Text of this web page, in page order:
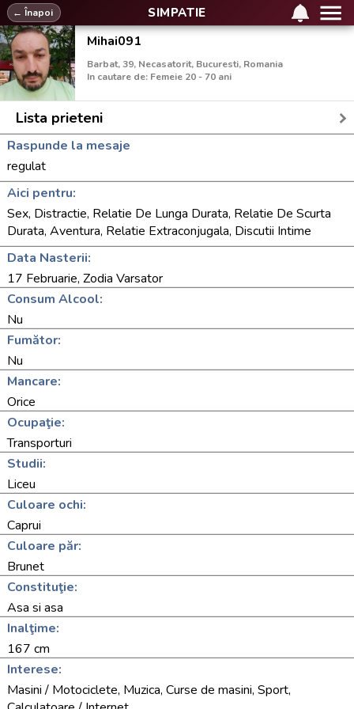
SIMPATIE
← Înapoi
Mihai091
Barbat, 39, Necasatorit, Bucuresti, Romania
In cautare de: Femeie 20 - 70 ani
Lista prieteni
Raspunde la mesaje
regulat
Aici pentru:
Sex, Distractie, Relatie De Lunga Durata, Relatie De Scurta
Durata, Aventura, Relatie Extraconjugala, Discutii Intime
Data Nasterii:
17 Februarie, Zodia Varsator
Consum Alcool:
Nu
Fumător:
Nu
Mancare:
Orice
Ocupaţie:
Transporturi
Studii:
Liceu
Culoare ochi:
Caprui
Culoare păr:
Brunet
Constituţie:
Asa si asa
Inalţime:
167 cm
Interese:
Masini / Motociclete, Muzica, Curse de masini, Sport,